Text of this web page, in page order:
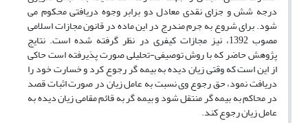
درجه شش و جزای نقدی معادل دو برابر وجوه دریافتی محکوم می
شود. برای شروع به جرم مندرج در این ماده در قانون مجازات اسلامی
مصوب 1392، نیز مجازات کیفری در نظر گرفته شده است. نتایج
پژوهش حاضر که با روش توصیفی-تحلیلی صورت پذیرفته است حاکی
از این است که وقتی زیان دیده به بیمه گر رجوع کرد و خسارت خود را
دریافت نمود، حق رجوع وی نسبت به عامل زیان در صورت اثبات قصد
در محاکم به بیمه گر منتقل شود و بیمه گر به قائم مقامی زیان دیده به
عامل زیان رجوع کند.